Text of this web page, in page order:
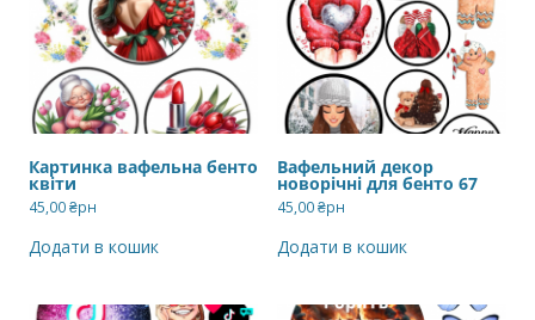
Картинка вафельна бенто
квіти
45,00₴рн
Додати в кошик
Вафельний декор
новорічні для бенто 67
45,00₴рн
Додати в кошик